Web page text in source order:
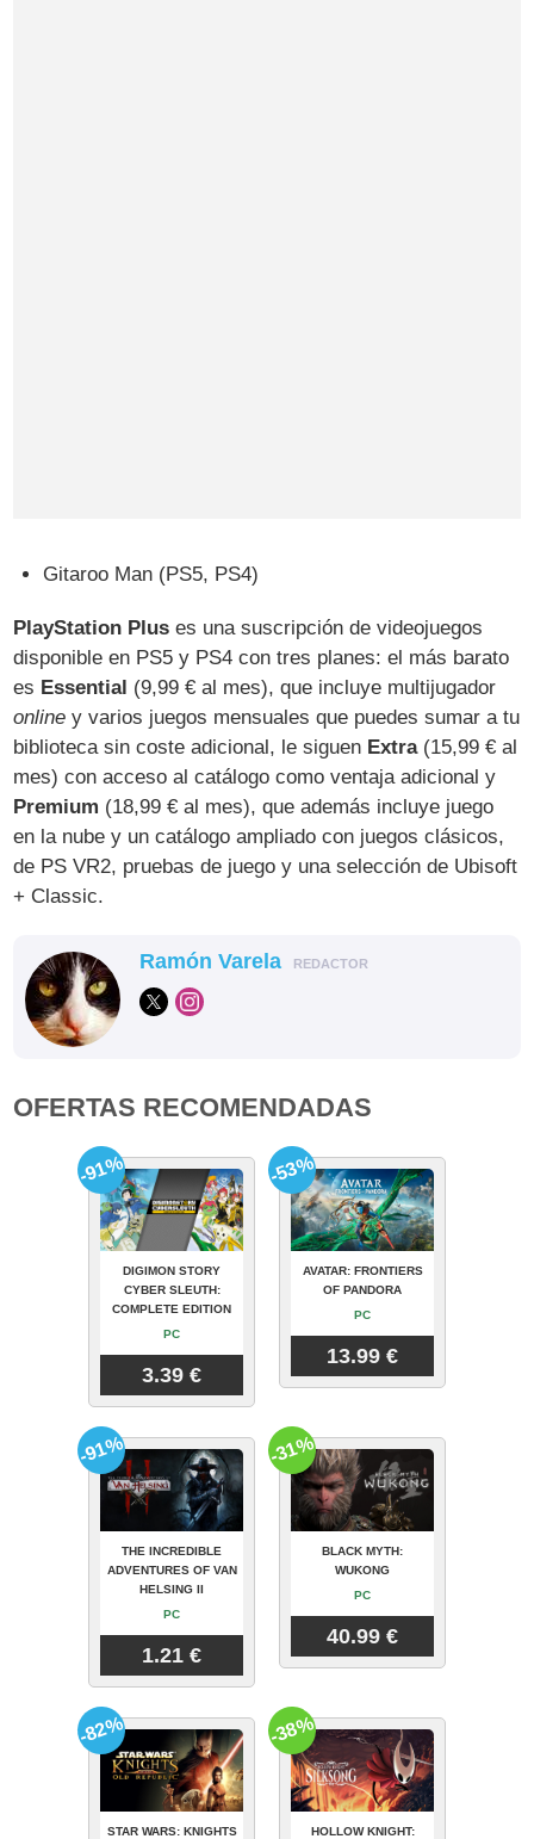
Gitaroo Man (PS5, PS4)
PlayStation Plus es una suscripción de videojuegos
disponible en PS5 y PS4 con tres planes: el más barato
es Essential (9,99 € al mes), que incluye multijugador
online y varios juegos mensuales que puedes sumar a tu
biblioteca sin coste adicional, le siguen Extra(15,99 € al
mes) con acceso al catálogo como ventaja adicional y
Premium (18,99 € al mes), que además incluye juego
en la nube y un catálogo ampliado con juegos clásicos,
de PS VR2, pruebas de juego y una selección de Ubisoft
+ Classic.
Ramón Varela REDACTOR
OFERTAS RECOMENDADAS
DIGIMON STORY
CYBER SLEUTH:
COMPLETE EDITION
PC
3.39 €
-91%
AVATAR: FRONTIERS
OF PANDORA
PC
13.99 €
-53%
THE INCREDIBLE
ADVENTURES OF VAN
HELSING II
PC
1.21 €
-91%
BLACK MYTH:
WUKONG
PC
40.99 €
-31%
STAR WARS: KNIGHTS
-82%
HOLLOW KNIGHT:
-38%